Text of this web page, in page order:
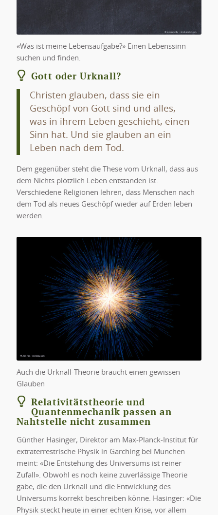
«Was ist meine Lebensaufgabe?» Einen Lebenssinn
suchen und finden.
Gott oder Urknall?
Christen glauben, dass sie ein
Geschöpf von Gott sind und alles,
was in ihrem Leben geschieht, einen
Sinn hat. Und sie glauben an ein
Leben nach dem Tod.
Dem gegenüber steht die These vom Urknall, dass aus
dem Nichts plötzlich Leben entstanden ist.
Verschiedene Religionen lehren, dass Menschen nach
dem Tod als neues Geschöpf wieder auf Erden leben
werden.
Auch die Urknall-Theorie braucht
einen gewissen Glauben
Auch die Urknall-Theorie braucht einen gewissen
Glauben
Relativitätstheorie und
Quantenmechanik passen an
Nahtstelle nicht zusammen
Günther Hasinger, Direktor am Max-Planck-Institut für
extraterrestrische Physik in Garching bei München
meint: «Die Entstehung des Universums ist reiner
Zufall». Obwohl es noch keine zuverlässige Theorie
gäbe, die den Urknall und die Entwicklung des
Universums korrekt beschreiben könne. Hasinger: «Die
Physik steckt heute in einer echten Krise, vor allem